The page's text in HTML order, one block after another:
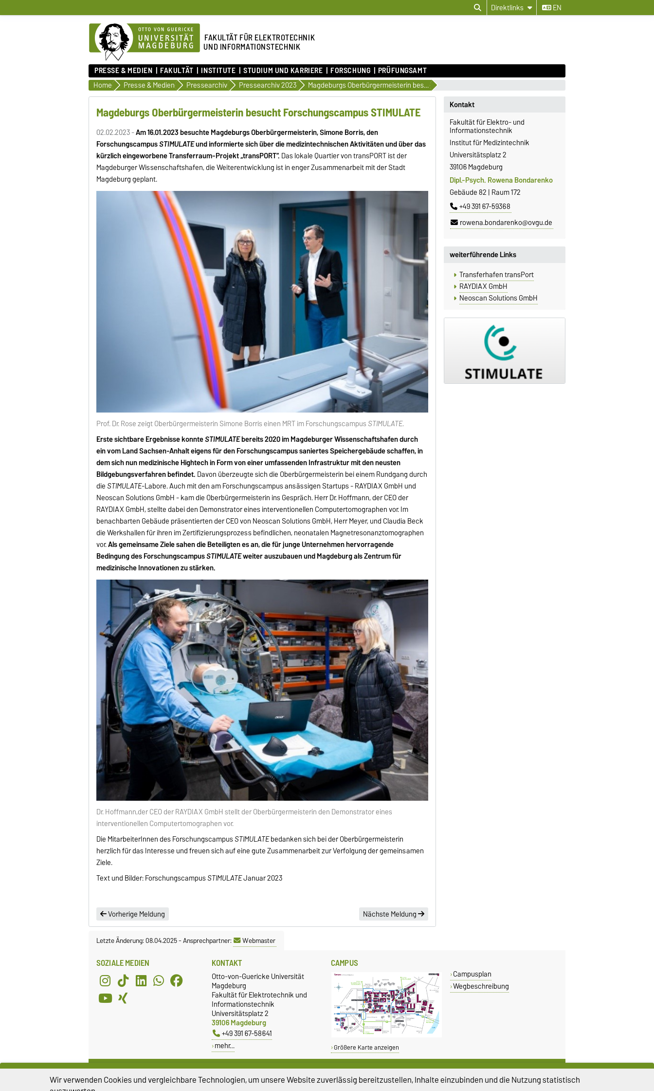
Direktlinks EN
FAKULTÄT FÜR ELEKTROTECHNIK
UND INFORMATIONSTECHNIK
PRESSE & MEDIEN FAKULTÄT INSTITUTE STUDIUM UND KARRIERE FORSCHUNG PRÜFUNGSAMT
Home Presse & Medien Pressearchiv Pressearchiv 2023 Magdeburgs Oberbürgermeisterin besucht Forschungscampus STIMULATE
Magdeburgs Oberbürgermeisterin besucht Forschungscampus STIMULATE
02.02.2023 -Am 16.01.2023 besuchte Magdeburgs Oberbürgermeisterin, Simone Borris, den
ForschungscampusSTIMULATEund informierte sich über die medizintechnischen Aktivitäten und über das
kürzlich eingeworbene Transferraum-Projekt „transPORT“. Das lokale Quartier von transPORT ist der
Magdeburger Wissenschaftshafen, die Weiterentwicklung ist in enger Zusammenarbeit mit der Stadt
Magdeburg geplant.
Prof. Dr. Rose zeigt Oberbürgermeisterin Simone Borris einen MRT im Forschungscampus STIMULATE.
Erste sichtbare Ergebnisse konnteSTIMULATEbereits 2020 im Magdeburger Wissenschaftshafen durch
ein vom Land Sachsen-Anhalt eigens für den Forschungscampus saniertes Speichergebäude schaffen, in
dem sich nun medizinische Hightech in Form von einer umfassenden Infrastruktur mit den neusten
Bildgebungsverfahren befindet. Davon überzeugte sich die Oberbürgermeisterin bei einem Rundgang durch
die STIMULATE-Labore. Auch mit den am Forschungscampus ansässigen Startups - RAYDIAX GmbH und
Neoscan Solutions GmbH - kam die Oberbürgermeisterin ins Gespräch. Herr Dr. Hoffmann, der CEO der
RAYDIAX GmbH, stellte dabei den Demonstrator eines interventionellen Computertomographen vor. Im
benachbarten Gebäude präsentierten der CEO von Neoscan Solutions GmbH, Herr Meyer, und Claudia Beck
die Werkshallen für ihren im Zertifizierungsprozess befindlichen, neonatalen Magnetresonanztomographen
vor.Als gemeinsame Ziele sahen die Beteiligten es an, die für junge Unternehmen hervorragende
Bedingung des ForschungscampusSTIMULATEweiter auszubauen und Magdeburg als Zentrum für
medizinische Innovationen zu stärken.
Dr. Hoffmann,der CEO der RAYDIAX GmbH stellt der Oberbürgermeisterin den Demonstrator eines
interventionellen Computertomographen vor.
Die MitarbeiterInnen des ForschungscampusSTIMULATEbedanken sich bei der Oberbürgermeisterin
herzlich für das Interesse und freuen sich auf eine gute Zusammenarbeit zur Verfolgung der gemeinsamen
Ziele.
Text und Bilder: ForschungscampusSTIMULATEJanuar 2023
Vorherige Meldung Nächste Meldung
Kontakt
Fakultät für Elektro- und
Informationstechnik
Institut für Medizintechnik
Universitätsplatz 2
39106 Magdeburg
Dipl.-Psych. Rowena Bondarenko
Gebäude 82 | Raum 172
+49 391 67-59368
rowena.bondarenko@ovgu.de
weiterführende Links
Transferhafen transPort
RAYDIAX GmbH
Neoscan Solutions GmbH
Letzte Änderung: 08.04.2025-Ansprechpartner: Webmaster
SOZIALE MEDIEN KONTAKT
Otto-von-Guericke Universität
Magdeburg
Fakultät für Elektrotechnik und
Informationstechnik
Universitätsplatz 2
39106 Magdeburg
+49 391 67-58641
mehr…
CAMPUS
Größere Karte anzeigen
Campusplan
Wegbeschreibung
FACHSCHAFTSRAT GLEICHSTELLUNG
Gleichstellungsbeauftragte
SERVICE
Universitätsrechenzentrum
DIESE SEITE
Wir verwenden Cookies und vergleichbare Technologien, um unsere Website zuverlässig bereitzustellen, Inhalte einzubinden und die Nutzung statistisch